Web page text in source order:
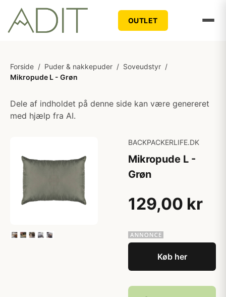
OUTLET
Forside / Puder & nakkepuder / Soveudstyr /
Mikropude L - Grøn
Dele af indholdet på denne side kan være genereret
med hjælp fra AI.
BACKPACKERLIFE.DK
Mikropude L -
Grøn
129,00 kr
Køb her